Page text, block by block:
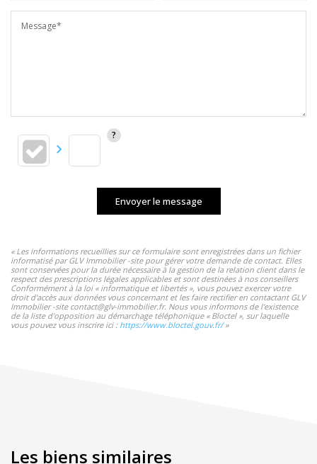
Message*
Envoyer le message
« Les informations recueillies sur ce formulaire sont enregistrées dans un fichier
informatisé par GLV Immobilier -site pour gérer votre demande de contact. Elles
sont conservées pour la durée nécessaire à la gestion de la relation client dans le
respect des prescriptions légales applicables et sont destinées à nos conseillers
Conformément à la loi « informatique et libertés », vous pouvez exercer votre
droit d'accès aux données vous concernant et les faire rectifier en contactant GLV
Immobilier -site contact@glv-immobilier.fr. Nous vous informons de l'existence
de la liste d'opposition au démarchage téléphonique « Bloctel », sur laquelle
vous pouvez vous inscrire ici : https://www.bloctel.gouv.fr/»
Les biens similaires